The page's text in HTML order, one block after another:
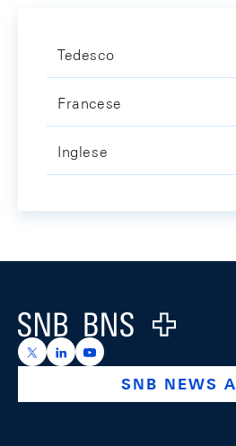
Tedesco
Francese
Inglese
Logo
https://x.com/snb_bns
https://ch.linkedin.com/
https://
SNB NEWS